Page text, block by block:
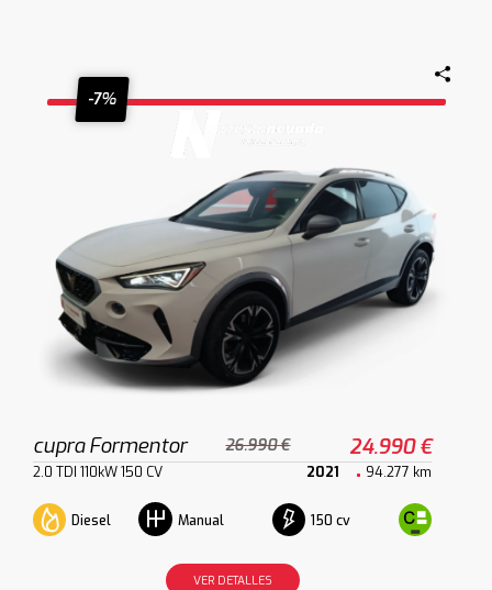
-7%
cupra Formentor 26.990 € 24.990 €
2.0 TDI 110kW 150 CV 2021 94.277 km
Diesel Manual 150 cv
VER DETALLES